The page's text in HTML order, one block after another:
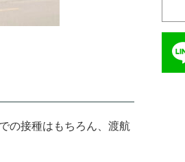
の接種はもちろん、渡航